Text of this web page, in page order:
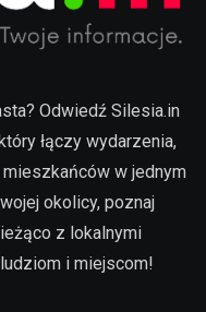
Odwiedź Silesia.in
łączy wydarzenia,
w jednym
okolicy, poznaj
z lokalnymi
i miejscom!